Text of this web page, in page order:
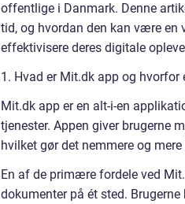
offentlige i Danmark. Denne
tid, og hvordan den kan være en
effektivisere deres digitale
1. Hvad er Mit.dk app og hvorfor
Mit.dk app er en alt-i-en
tjenester. Appen giver brugerne
hvilket gør det nemmere og
En af de primære fordele ved
dokumenter på ét sted.